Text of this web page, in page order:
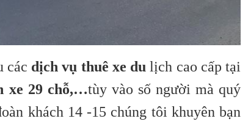
các dịch vụ thuê xe du lịch cao cấp tại
xe 29 chỗ,…tùy vào số người mà quý
khách 14 -15 chúng tôi khuyên bạn